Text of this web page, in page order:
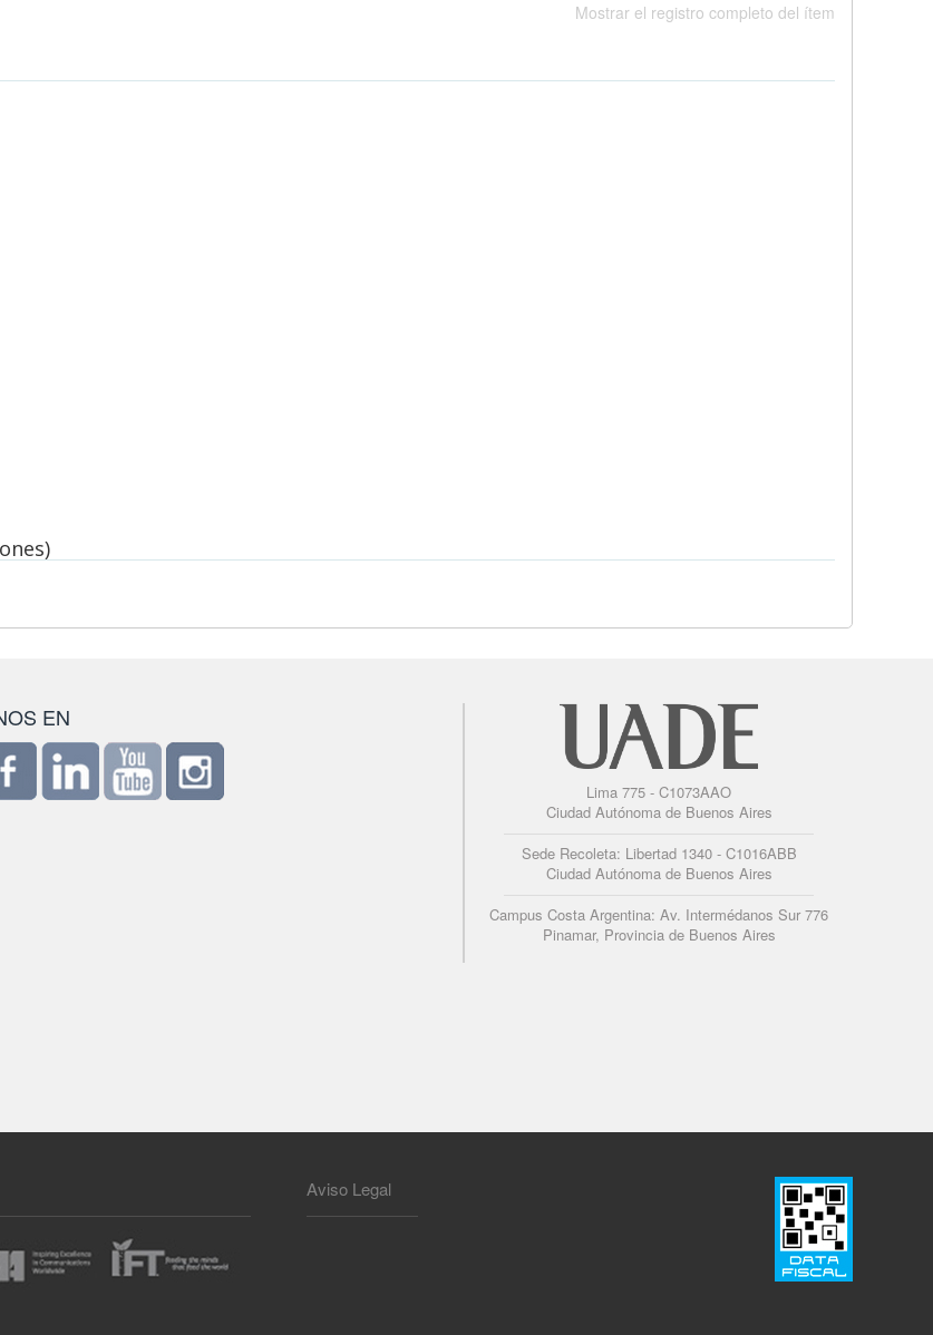
Mostrar el registro completo del ítem
EN
Lima 775 - C1073AAO
Ciudad Autónoma de Buenos Aires
Sede Recoleta: Libertad 1340 - C1016ABB
Ciudad Autónoma de Buenos Aires
Campus Costa Argentina: Av. Intermédanos Sur 776
Pinamar, Provincia de Buenos Aires
Aviso Legal